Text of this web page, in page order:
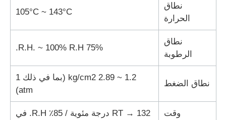
معدات اختبار الأحذية
معدات اختبار مواد البناء
معدات اختبار اللاصق
نطاق
الحرارة
105°C ~ 143°C
نطاق
الرطوبة
75% R.H. ~ 100% R.H.
نطاق الضغط
1.2 ~ 2.89 kg/cm2 (بما في ذلك 1
atm)
وقت
RT → 132 درجة مئوية / 85٪ R.H. في